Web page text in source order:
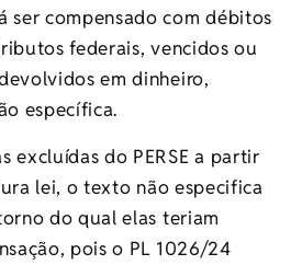
ser compensado com débitos
federais, vencidos ou
em dinheiro,
específica.
excluídas do PERSE a partir
lei, o texto não especifica
do qual elas teriam
pois o PL 1026/24